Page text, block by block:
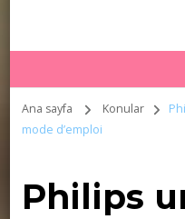
Ana sayfa Konular
mode d’emploi
Philips